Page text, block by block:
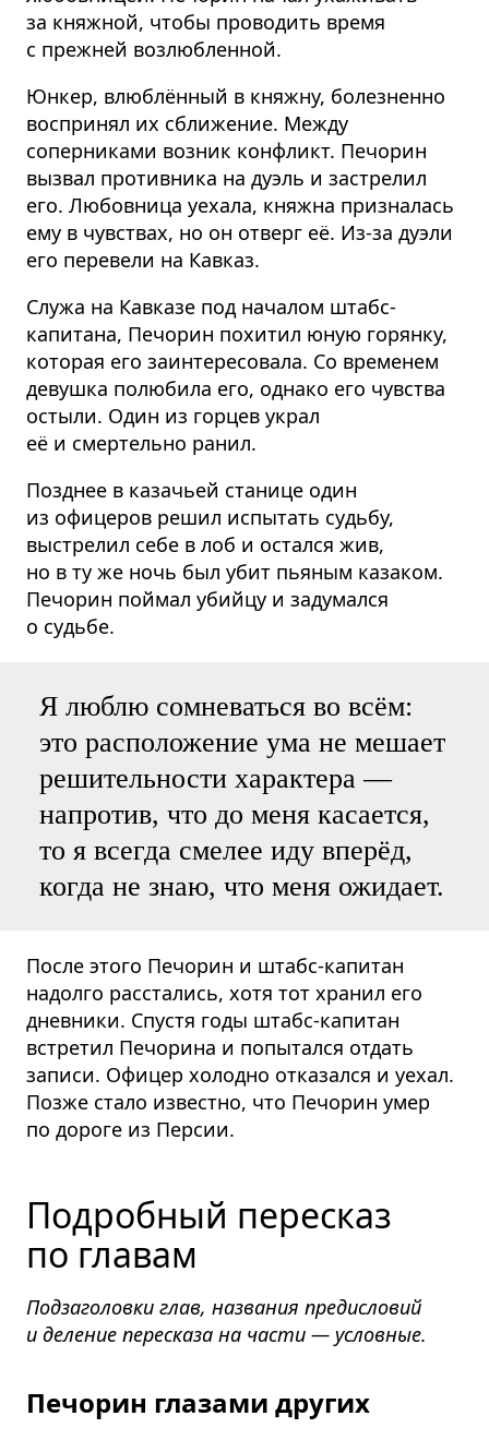
за княжной, чтобы проводить время
с прежней возлюбленной.
Юнкер, влюблённый в княжну, болезненно
воспринял их сближение. Между
соперниками возник конфликт. Печорин
вызвал противника на дуэль и застрелил
его. Любовница уехала, княжна призналась
ему в чувствах, но он отверг её. Из-за дуэли
его перевели на Кавказ.
Служа на Кавказе под началом штабс-
капитана, Печорин похитил юную горянку,
которая его заинтересовала. Со временем
девушка полюбила его, однако его чувства
остыли. Один из горцев украл
её и смертельно ранил.
Позднее в казачьей станице один
из офицеров решил испытать судьбу,
выстрелил себе в лоб и остался жив,
но в ту же ночь был убит пьяным казаком.
Печорин поймал убийцу и задумался
о судьбе.
Я люблю сомневаться во всём:
это расположение ума не мешает
решительности характера —
напротив, что до меня касается,
то я всегда смелее иду вперёд,
когда не знаю, что меня ожидает.
После этого Печорин и штабс-капитан
надолго расстались, хотя тот хранил его
дневники. Спустя годы штабс-капитан
встретил Печорина и попытался отдать
записи. Офицер холодно отказался и уехал.
Позже стало известно, что Печорин умер
по дороге из Персии.
Подробный пересказ
по главам
Подзаголовки глав, названия предисловий
и деление пересказа на части — условные.
Печорин глазами других